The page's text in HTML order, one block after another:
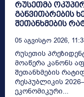
რუსეთმა
განვითარების
შეთანხმების
05 Აგვისტო 2026,
რუსეთის
მოაწერა კანონს
შეთანხმების
რესპუბლიკის
ეკონომიკური...